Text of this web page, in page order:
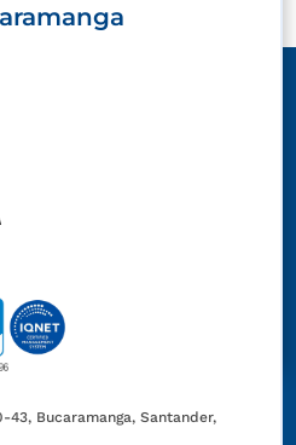
43, Bucaramanga, Santander,